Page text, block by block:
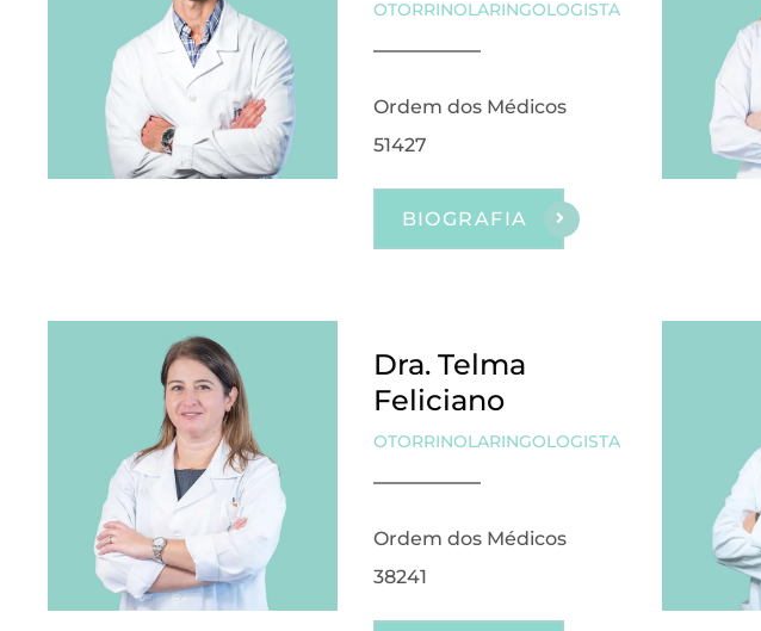
OTORRINOLARINGOLOGISTA
Ordem dos Médicos
51427
BIOGRAFIA
Dra. Telma
Feliciano
OTORRINOLARINGOLOGISTA
Ordem dos Médicos
38241